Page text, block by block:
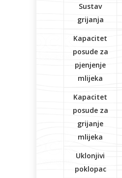
Sustav
grijanja
Kapacitet
posude za
pjenjenje
mlijeka
Kapacitet
posude za
grijanje
mlijeka
Uklonjivi
poklopac